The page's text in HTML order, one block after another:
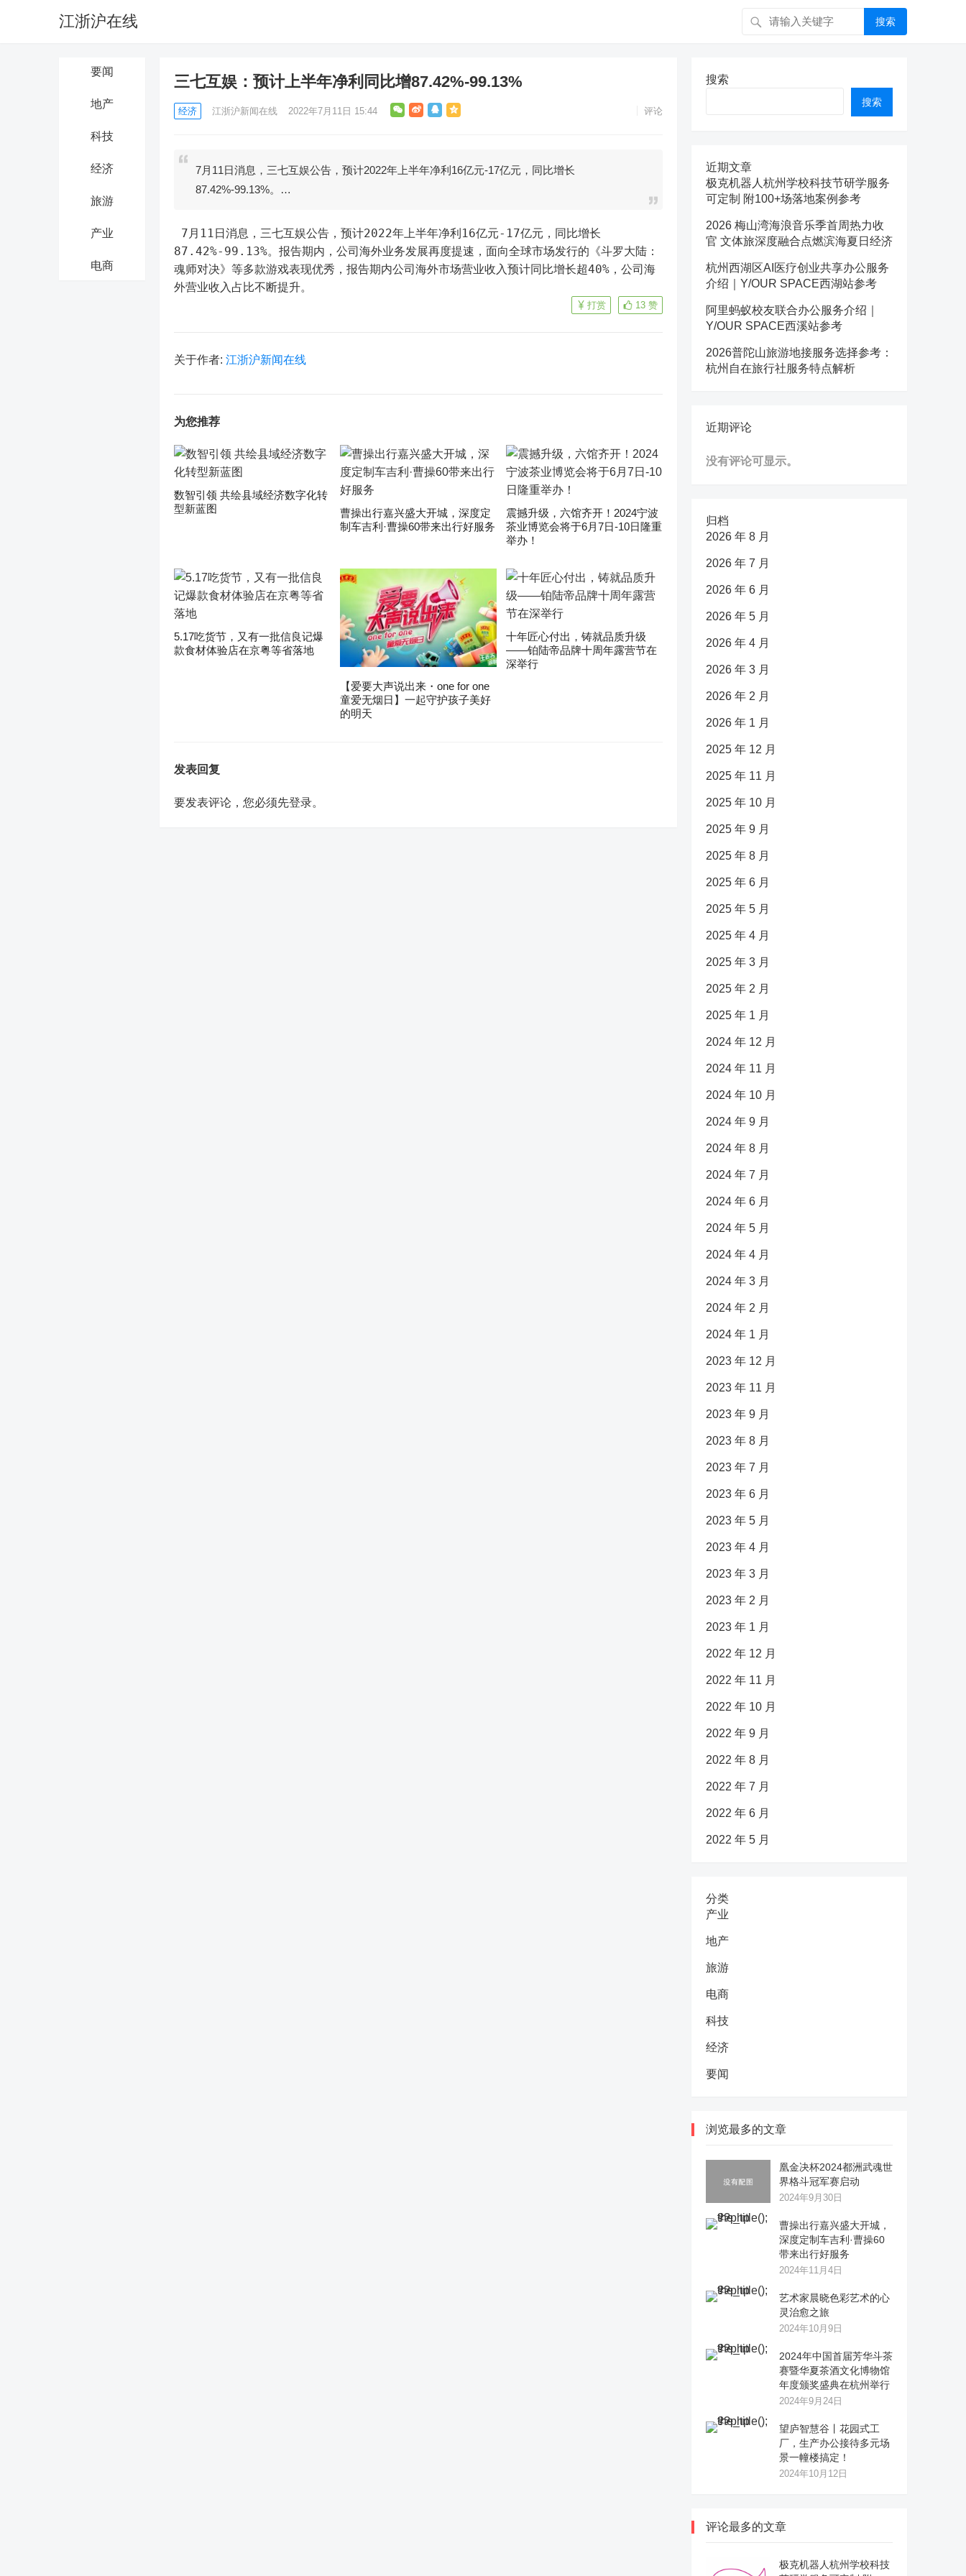
江浙沪在线 搜索
要闻
地产
科技
经济
旅游
产业
电商
三七互娱：预计上半年净利同比增87.42%-99.13%
经济 江浙沪新闻在线 2022年7月11日 15:44 评论
7月11日消息，三七互娱公告，预计2022年上半年净利16亿元-17亿元，同比增长
87.42%-99.13%。…
87.42%-99.13%。报告期内，公司海外业务发展再度提速，面向全球市场发行的《斗罗大陆：
魂师对决》等多款游戏表现优秀，报告期内公司海外市场营业收入预计同比增长超40%，公司海
外营业收入占比不断提升。
13 赞
打赏
关于作者: 江浙沪新闻在线
为您推荐
数智引领 共绘县域经济数字化转
型新蓝图
曹操出行嘉兴盛大开城，深度定
制车吉利·曹操60带来出行好服务
震撼升级，六馆齐开！2024宁波
茶业博览会将于6月7日-10日隆重
举办！
5.17吃货节，又有一批信良记爆
款食材体验店在京粤等省落地
【爱要大声说出来・one for one
童爱无烟日】一起守护孩子美好
的明天
十年匠心付出，铸就品质升级
——铂陆帝品牌十周年露营节在
深举行
发表回复
要发表评论，您必须先登录。
搜索
搜索
近期文章
极克机器人杭州学校科技节研学服务
可定制 附100+场落地案例参考
2026 梅山湾海浪音乐季首周热力收
官 文体旅深度融合点燃滨海夏日经济
杭州西湖区AI医疗创业共享办公服务
介绍｜Y/OUR SPACE西湖站参考
阿里蚂蚁校友联合办公服务介绍｜
Y/OUR SPACE西溪站参考
2026普陀山旅游地接服务选择参考：
杭州自在旅行社服务特点解析
近期评论
没有评论可显示。
归档
2026 年 8 月
2026 年 7 月
2026 年 6 月
2026 年 5 月
2026 年 4 月
2026 年 3 月
2026 年 2 月
2026 年 1 月
2025 年 12 月
2025 年 11 月
2025 年 10 月
2025 年 9 月
2025 年 8 月
2025 年 6 月
2025 年 5 月
2025 年 4 月
2025 年 3 月
2025 年 2 月
2025 年 1 月
2024 年 12 月
2024 年 11 月
2024 年 10 月
2024 年 9 月
2024 年 8 月
2024 年 7 月
2024 年 6 月
2024 年 5 月
2024 年 4 月
2024 年 3 月
2024 年 2 月
2024 年 1 月
2023 年 12 月
2023 年 11 月
2023 年 9 月
2023 年 8 月
2023 年 7 月
2023 年 6 月
2023 年 5 月
2023 年 4 月
2023 年 3 月
2023 年 2 月
2023 年 1 月
2022 年 12 月
2022 年 11 月
2022 年 10 月
2022 年 9 月
2022 年 8 月
2022 年 7 月
2022 年 6 月
2022 年 5 月
分类
产业
地产
旅游
电商
科技
经济
要闻
浏览最多的文章
凰金决杯2024都洲武魂世
界格斗冠军赛启动
2024年9月30日
曹操出行嘉兴盛大开城，
深度定制车吉利·曹操60
带来出行好服务
2024年11月4日
艺术家晨晓色彩艺术的心
灵治愈之旅
2024年10月9日
2024年中国首届芳华斗茶
赛暨华夏茶酒文化博物馆
年度颁奖盛典在杭州举行
2024年9月24日
望庐智慧谷丨花园式工
厂，生产办公接待多元场
景一幢楼搞定！
2024年10月12日
评论最多的文章
极克机器人杭州学校科技